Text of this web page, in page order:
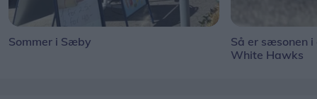
Sommer i Sæby
Så er sæsonen
White Hawks